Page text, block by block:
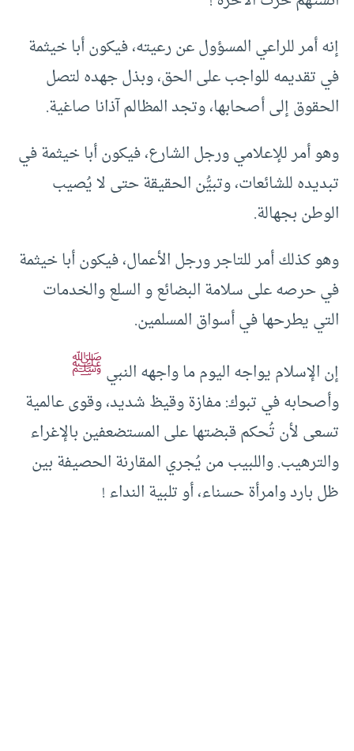
إنه أمر للراعي المسؤول عن رعيته، فيكون أبا خيثمة
في تقديمه للواجب على الحق، وبذل جهده لتصل
الحقوق إلى أصحابها، وتجد المظالم آذانا صاغية.
وهو أمر للإعلامي ورجل الشارع، فيكون أبا خيثمة في
تبديده للشائعات، وتبيُّن الحقيقة حتى لا يُصيب
الوطن بجهالة.
وهو كذلك أمر للتاجر ورجل الأعمال، فيكون أبا خيثمة
في حرصه على سلامة البضائع و السلع والخدمات
التي يطرحها في أسواق المسلمين.
إن الإسلام يواجه اليوم ما واجهه النبيﷺ
وأصحابه في تبوك: مفازة وقيظ شديد، وقوى عالمية
تسعى لأن تُحكم قبضتها على المستضعفين بالإغراء
والترهيب. واللبيب من يُجري المقارنة الحصيفة بين
ظل بارد وامرأة حسناء، أو تلبية النداء !